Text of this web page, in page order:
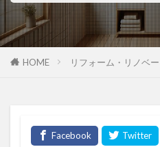
HOME リフォーム・リノベ